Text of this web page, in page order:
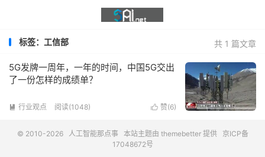
共 1 篇文章
标签：工信部
5G发牌一周年，一年的时间，中国5G交出
了一份怎样的成绩单？
 赞(6)
 行业观点 阅读(1048)
© 2010-2026 人工智能那点事本站主题由 themebetter提供 京ICP备
17048672号